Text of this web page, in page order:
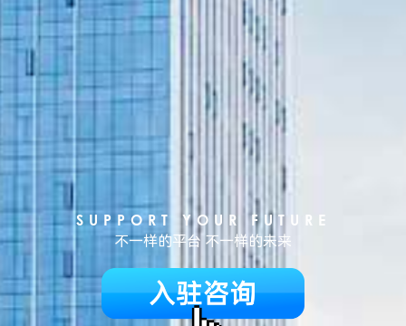
SUPPORT YOUR FUTURE
不一样的平台 不一样的未来